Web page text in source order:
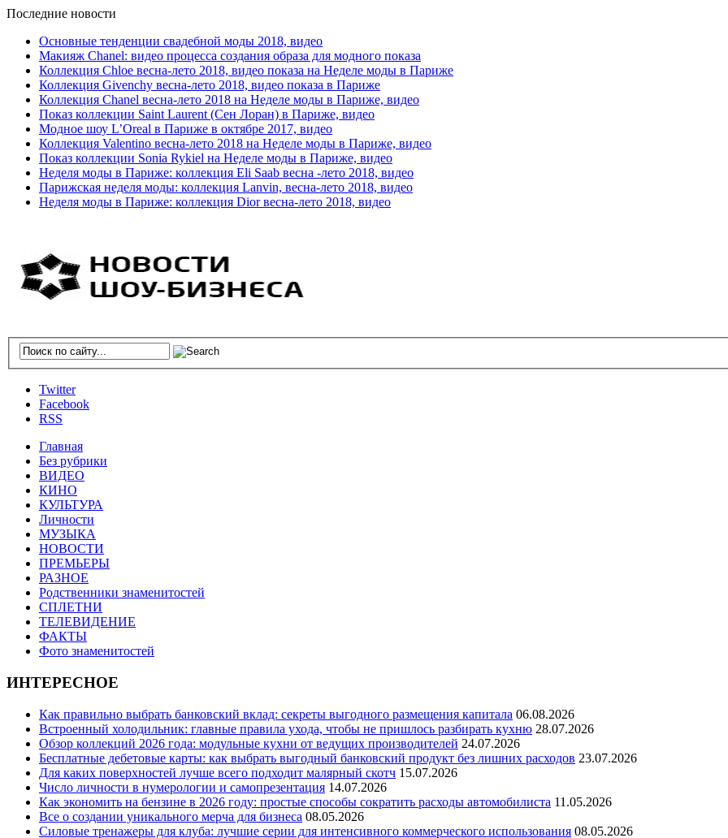
Последние новости
Основные тенденции свадебной моды 2018, видео
Макияж Chanel: видео процесса создания образа для модного показа
Коллекция Chloe весна-лето 2018, видео показа на Неделе моды в Париже
Коллекция Givenchy весна-лето 2018, видео показа в Париже
Коллекция Chanel весна-лето 2018 на Неделе моды в Париже, видео
Показ коллекции Saint Laurent (Сен Лоран) в Париже, видео
Модное шоу L’Oreal в Париже в октябре 2017, видео
Коллекция Valentino весна-лето 2018 на Неделе моды в Париже, видео
Показ коллекции Sonia Rykiel на Неделе моды в Париже, видео
Неделя моды в Париже: коллекция Eli Saab весна -лето 2018, видео
Парижская неделя моды: коллекция Lanvin, весна-лето 2018, видео
Неделя моды в Париже: коллекция Dior весна-лето 2018, видео
Twitter
Facebook
RSS
Главная
Без рубрики
ВИДЕО
КИНО
КУЛЬТУРА
Личности
МУЗЫКА
НОВОСТИ
ПРЕМЬЕРЫ
РАЗНОЕ
Родственники знаменитостей
СПЛЕТНИ
ТЕЛЕВИДЕНИЕ
ФАКТЫ
Фото знаменитостей
ИНТЕРЕСНОЕ
Как правильно выбрать банковский вклад: секреты выгодного размещения капитала 06.08.2026
Встроенный холодильник: главные правила ухода, чтобы не пришлось разбирать кухню 28.07.2026
Обзор коллекций 2026 года: модульные кухни от ведущих производителей 24.07.2026
Бесплатные дебетовые карты: как выбрать выгодный банковский продукт без лишних расходов 23.07.2026
Для каких поверхностей лучше всего подходит малярный скотч 15.07.2026
Число личности в нумерологии и самопрезентация 14.07.2026
Как экономить на бензине в 2026 году: простые способы сократить расходы автомобилиста 11.05.2026
Все о создании уникального мерча для бизнеса 08.05.2026
Силовые тренажеры для клуба: лучшие серии для интенсивного коммерческого использования 08.05.2026